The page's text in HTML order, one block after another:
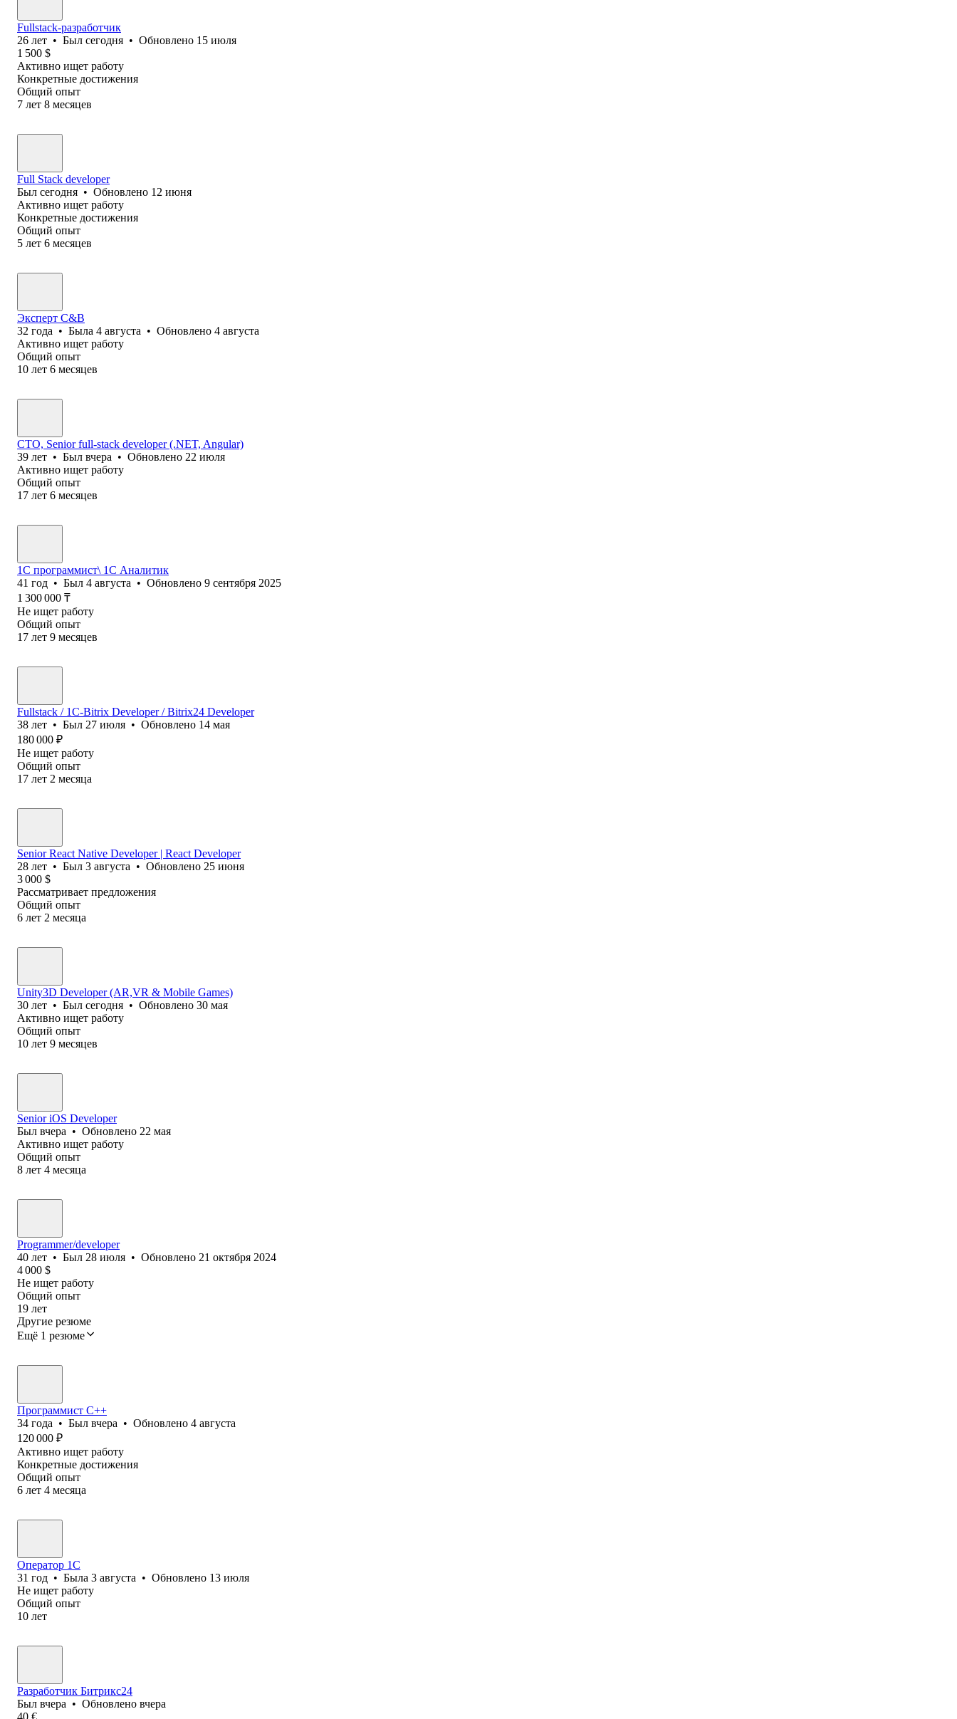
Fullstack-разработчик
26 лет • Был сегодня • Обновлено 15 июля
1 500 $
Активно ищет работу
Конкретные достижения
Общий опыт
7 лет 8 месяцев
Full Stack developer
Был сегодня • Обновлено 12 июня
Активно ищет работу
Конкретные достижения
Общий опыт
5 лет 6 месяцев
Эксперт C&B
32 года • Была 4 августа • Обновлено 4 августа
Активно ищет работу
Общий опыт
10 лет 6 месяцев
CTO, Senior full-stack developer (.NET, Angular)
39 лет • Был вчера • Обновлено 22 июля
Активно ищет работу
Общий опыт
17 лет 6 месяцев
1С программист\ 1C Аналитик
41 год • Был 4 августа • Обновлено 9 сентября 2025
1 300 000 ₸
Не ищет работу
Общий опыт
17 лет 9 месяцев
Fullstack / 1C-Bitrix Developer / Bitrix24 Developer
38 лет • Был 27 июля • Обновлено 14 мая
180 000 ₽
Не ищет работу
Общий опыт
17 лет 2 месяца
Senior React Native Developer | React Developer
28 лет • Был 3 августа • Обновлено 25 июня
3 000 $
Рассматривает предложения
Общий опыт
6 лет 2 месяца
Unity3D Developer (AR,VR & Mobile Games)
30 лет • Был сегодня • Обновлено 30 мая
Активно ищет работу
Общий опыт
10 лет 9 месяцев
Senior iOS Developer
Был вчера • Обновлено 22 мая
Активно ищет работу
Общий опыт
8 лет 4 месяца
Programmer/developer
40 лет • Был 28 июля • Обновлено 21 октября 2024
4 000 $
Не ищет работу
Общий опыт
19 лет
Другие резюме
Ещё 1 резюме
Программист С++
34 года • Был вчера • Обновлено 4 августа
120 000 ₽
Активно ищет работу
Конкретные достижения
Общий опыт
6 лет 4 месяца
Оператор 1C
31 год • Была 3 августа • Обновлено 13 июля
Не ищет работу
Общий опыт
10 лет
Разработчик Битрикс24
Был вчера • Обновлено вчера
40 €